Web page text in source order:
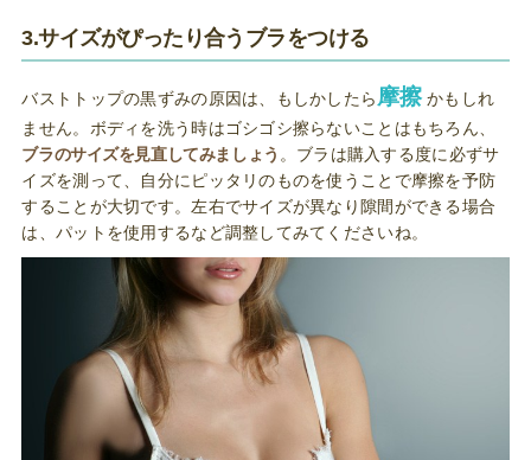
3.サイズがぴったり合うブラをつける
バストトップの黒ずみの原因は、もしかしたら 摩擦 かもしれ
ません。ボディを洗う時はゴシゴシ擦らないことはもちろん、
ブラのサイズを見直してみましょう 。ブラは購入する度に必ずサ
イズを測って、自分にピッタリのものを使うことで摩擦を予防
することが大切です。左右でサイズが異なり隙間ができる場合
は、パットを使用するなど調整してみてくださいね。